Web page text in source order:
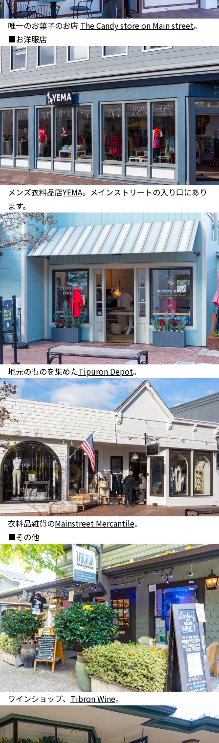
唯一のお菓子のお店 The Candy store on Main street。
■お洋服店
メンズ衣料品店YEMA。メインストリートの入り口にあり
ます。
地元のものを集めたTipuron Depot。
衣料品雑貨のMainstreet Mercantile。
■その他
ワインショップ、 Tibron Wine。